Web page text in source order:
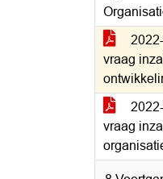
vraag
vraag